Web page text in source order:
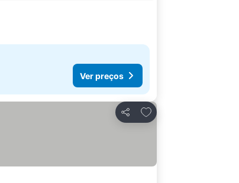
Ver preços
Partilhar
Adicionar aos favoritos